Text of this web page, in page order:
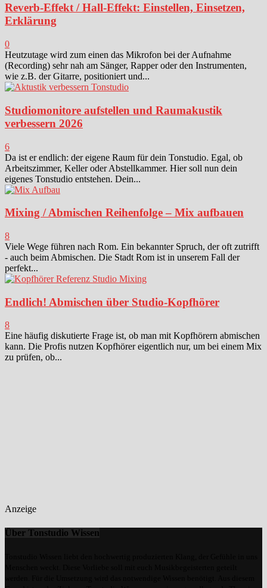
Reverb-Effekt / Hall-Effekt: Einstellen, Einsetzen,
Erklärung
0
Heutzutage wird zum einen das Mikrofon bei der Aufnahme
(Recording) sehr nah am Sänger, Rapper oder den Instrumenten,
wie z.B. der Gitarre, positioniert und...
Studiomonitore aufstellen und Raumakustik
verbessern 2026
6
Da ist er endlich: der eigene Raum für dein Tonstudio. Egal, ob
Arbeitszimmer, Keller oder Abstellkammer. Hier soll nun dein
eigenes Tonstudio entstehen. Dein...
Mixing / Abmischen Reihenfolge – Mix aufbauen
8
Viele Wege führen nach Rom. Ein bekannter Spruch, der oft zutrifft
- auch beim Abmischen. Die Stadt Rom ist in unserem Fall der
perfekt...
Endlich! Abmischen über Studio-Kopfhörer
8
Eine häufig diskutierte Frage ist, ob man mit Kopfhörern abmischen
kann. Die Profis nutzen Kopfhörer eigentlich nur, um bei einem Mix
zu prüfen, ob...
Anzeige
Über Tonstudio Wissen